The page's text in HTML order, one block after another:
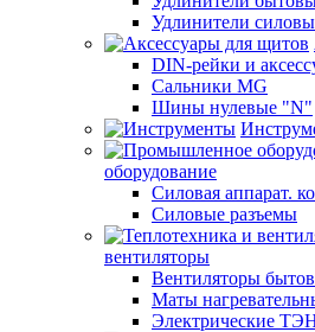
Удлинители
DIN-рейки и
Сальники MG
Шины нулевые "N"
оборудование
Силовая аппарат.
Силовые разъемы
вентиляторы
Вентиляторы
Маты
Электрические